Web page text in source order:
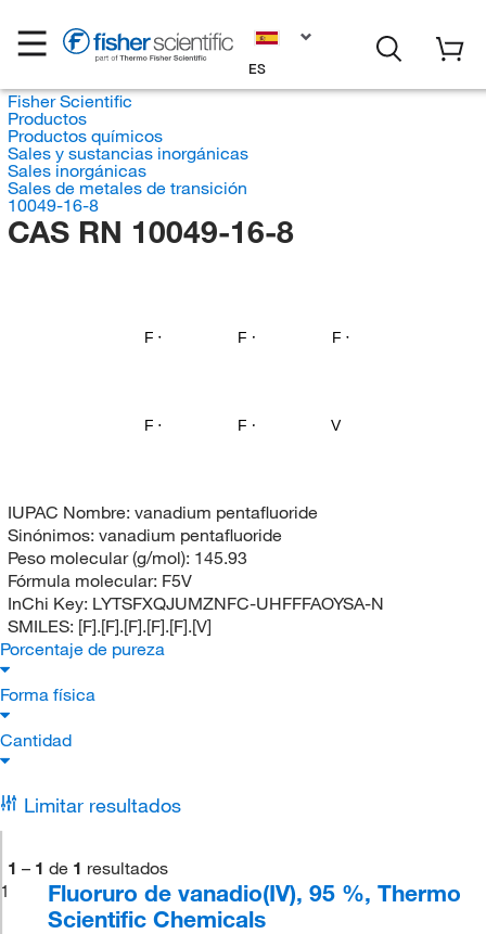
ES
Fisher Scientific
Productos
Productos químicos
Sales y sustancias inorgánicas
Sales inorgánicas
Sales de metales de transición
10049-16-8
CAS RN 10049-16-8
F F F
F F V
IUPAC Nombre: vanadium pentafluoride
Sinónimos: vanadium pentafluoride
Peso molecular (g/mol): 145.93
Fórmula molecular: F5V
InChi Key: LYTSFXQJUMZNFC-UHFFFAOYSA-N
SMILES: [F].[F].[F].[F].[F].[V]
Porcentaje de pureza
Forma física
Cantidad
Limitar resultados
1 – 1 de 1 resultados
1
Fluoruro de vanadio(IV), 95 %, Thermo
Scientific Chemicals